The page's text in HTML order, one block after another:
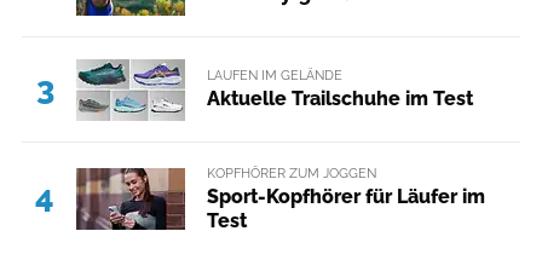
3 LAUFEN IM GELÄNDE
Aktuelle Trailschuhe im Test
4
KOPFHÖRER ZUM JOGGEN
Sport-Kopfhörer für Läufer im
Test